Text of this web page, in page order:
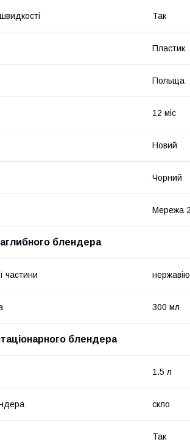
Так
Пластик
Польща
12 міс
Новий
Чорний
Мережа
блендера
частини
300 мл
блендера
1.5 л
скло
Так